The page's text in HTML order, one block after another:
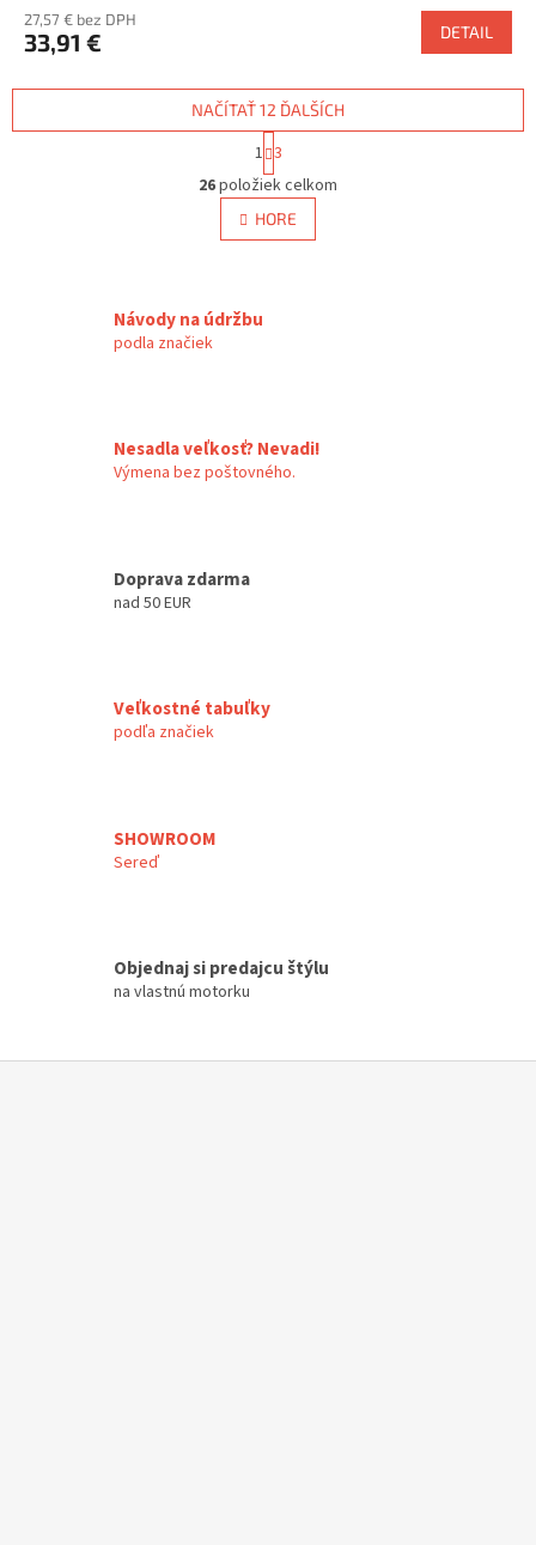
27,57 € bez DPH
33,91 € DETAIL
O
v
l
á
k
y
NAČÍTAŤ 12 ĎALŠÍCH
S
t
r
á
n
k
1 3
26položiek celkom
HORE
Návody na údržbu
podla značiek
Nesadla veľkosť? Nevadi!
Výmena bez poštovného.
Doprava zdarma
nad 50 EUR
Veľkostné tabuľky
podľa značiek
SHOWROOM
Sereď
Objednaj si predajcu štýlu
na vlastnú motorku